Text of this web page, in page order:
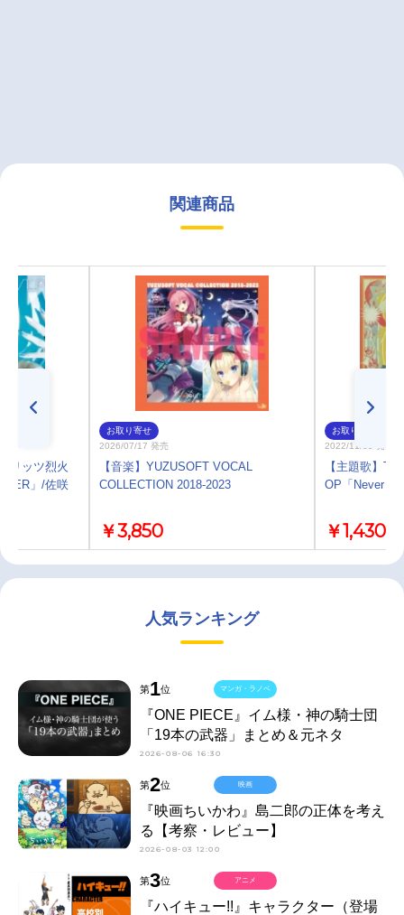
関連商品
リッツ烈火
」/佐咲
お取り寄せ
2026/07/17 発売
【音楽】YUZUSOFT VOCAL
COLLECTION 2018-2023
￥3,850
お取り寄せ
2022/11/09 発売
【主題歌】
OP「Never
￥1,430
人気ランキング
第1位
『ONE PIECE』イム様・神の騎士団
「19本の武器」まとめ＆元ネタ
2026-08-06 16:30
マンガ・ラノベ
第2位
『映画ちいかわ』島二郎の正体を考え
る【考察・レビュー】
2026-08-03 12:00
映画
第3位
『ハイキュー!!』キャラクター（登場
アニメ